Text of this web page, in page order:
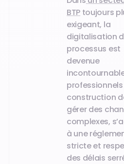
BTP toujours
exigeant, la
digitalisation
processus est
devenue
construction
gérer des
complexes,
à une
stricte et
des délais